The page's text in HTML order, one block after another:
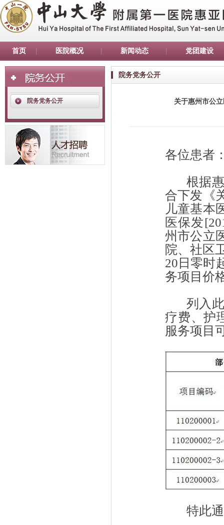
首页 医院概况 新闻动态 党团建设
院务党务公开
院务党务公开
关于惠州市公
各位患者
根据
合下发《
儿童基本
医保发
州市公立
院、社区
20 日零时
务项目价
列入
疗费、护
服务项目
特此